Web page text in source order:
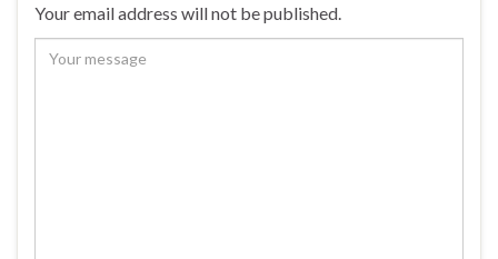
Your email address will not be published.